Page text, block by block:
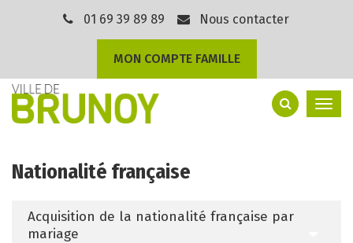
01 69 39 89 89 Nous contacter
MON COMPTE FAMILLE
Nationalité française
Acquisition de la nationalité française par
mariage